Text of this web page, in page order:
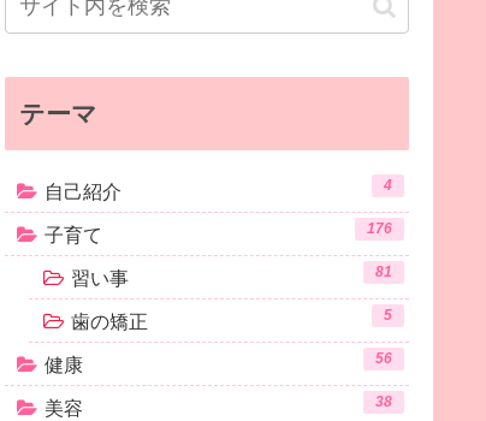
テーマ
自己紹介 4
子育て 176
習い事 81
歯の矯正 5
健康 56
美容 38